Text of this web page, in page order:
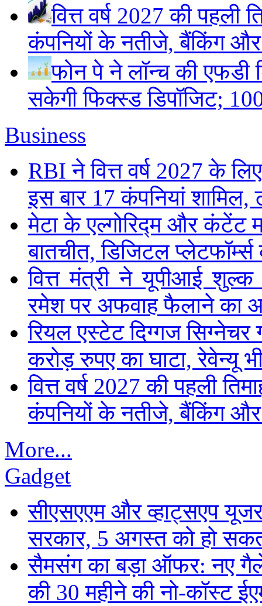
वित्त वर्ष 2027 की पहली
कंपनियों के नतीजे, बैंकिंग
फोन पे ने लॉन्च की एफडी
सकेगी फिक्स्ड डिपॉजिट;
Business
RBI ने वित्त वर्ष 2027 के
इस बार 17 कंपनियां शामिल,
मेटा के एल्गोरिद्म और कंटेंट
बातचीत, डिजिटल प्लेटफॉर्म्स
वित्त मंत्री ने यूपीआई शुल्क
रमेश पर अफवाह फैलाने का
रियल एस्टेट दिग्गज सिग्नेचर
करोड़ रुपए का घाटा, रेवेन्यू
वित्त वर्ष 2027 की पहली
कंपनियों के नतीजे, बैंकिंग
More...
Gadget
सीएसएएम और व्हाट्सएप
सरकार, 5 अगस्त को हो
सैमसंग का बड़ा ऑफर: नए
की 30 महीने की नो-कॉस्ट